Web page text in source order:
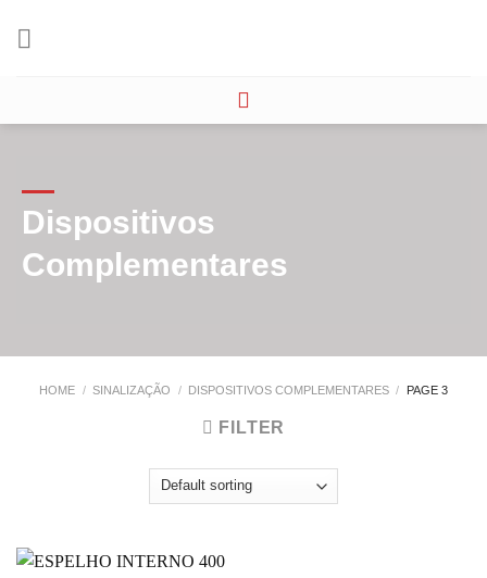
Dispositivos
Complementares
HOME / SINALIZAÇÃO / DISPOSITIVOS COMPLEMENTARES / PAGE 3
FILTER